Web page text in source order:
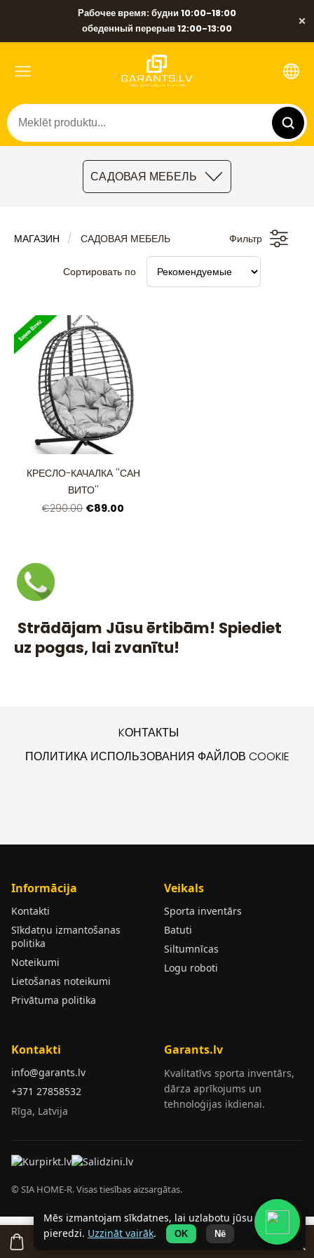
Рабочее время: будни 10:00-18:00
обеденный перерыв 12:00-13:00
×
САДОВАЯ МЕБЕЛЬ
Strādājam Jūsu ērtibām! Spiediet
uz pogas, lai zvanītu!
МАГАЗИН САДОВАЯ МЕБЕЛЬ Фильтр
Сортировать по
КРЕСЛО-КАЧАЛКА ''САН
ВИТО''
€290.00 €89.00
KОНТАКТЫ
ПОЛИТИКА ИСПОЛЬЗОВАНИЯ ФАЙЛОВ COOKIE
Informācija
Kontakti
Sīkdatņu izmantošanas
politika
Noteikumi
Lietošanas noteikumi
Privātuma politika
Veikals
Sporta inventārs
Batuti
Siltumnīcas
Logu roboti
Kontakti
info@garants.lv
+371 27858532
Rīga, Latvija
Garants.lv
Kvalitatīvs sporta inventārs,
dārza aprīkojums un
tehnoloģijas ikdienai.
© SIA HOME-R. Visas tiesības aizsargātas.
Mēs izmantojam sīkdatnes, lai uzlabotu jūsu
pieredzi. Uzzināt vairāk. OK Nē